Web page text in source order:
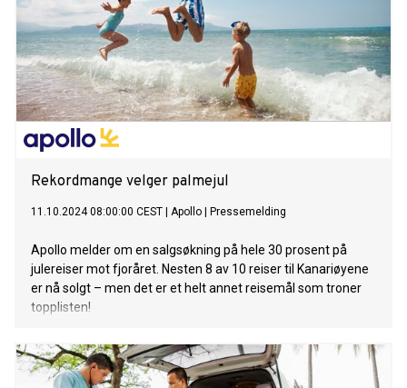
Rekordmange velger palmejul
11.10.2024 08:00:00 CEST Apollo Pressemelding
Apollo melder om en salgsøkning på hele 30 prosent på
julereiser mot fjoråret. Nesten 8 av 10 reiser til Kanariøyene
er nå solgt – men det er et helt annet reisemål som troner
topplisten!